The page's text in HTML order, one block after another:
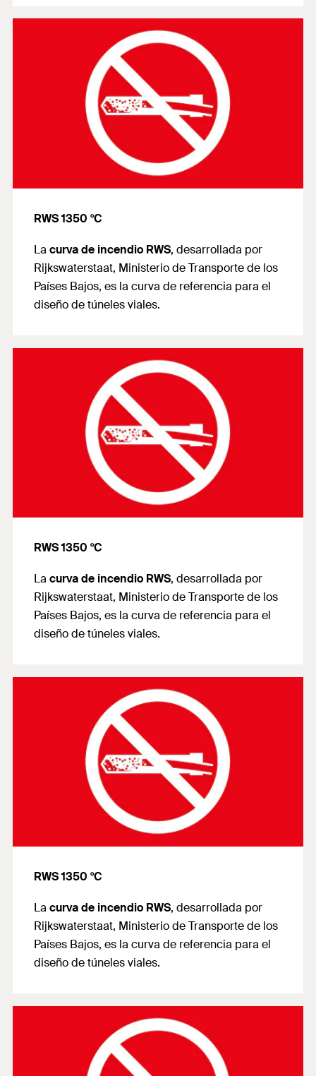
RWS 1350 °C
La curva de incendio RWS, desarrollada por
Rijkswaterstaat, Ministerio de Transporte de los
Países Bajos, es la curva de referencia para el
diseño de túneles viales.
RWS 1350 °C
La curva de incendio RWS, desarrollada por
Rijkswaterstaat, Ministerio de Transporte de los
Países Bajos, es la curva de referencia para el
diseño de túneles viales.
RWS 1350 °C
La curva de incendio RWS, desarrollada por
Rijkswaterstaat, Ministerio de Transporte de los
Países Bajos, es la curva de referencia para el
diseño de túneles viales.